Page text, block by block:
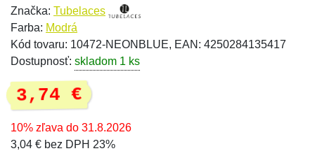
Značka: Tubelaces
Farba: Modrá
Kód tovaru: 10472-NEONBLUE, EAN: 4250284135417
Dostupnosť: skladom 1 ks
3,74 €
10% zľava do 31.8.2026
3,04 € bez DPH 23%